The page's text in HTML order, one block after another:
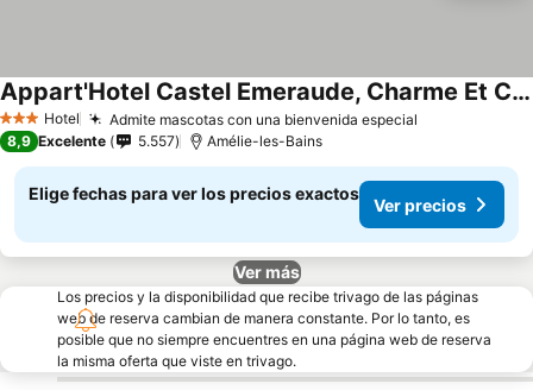
3 Estrellas
Hotel Admite mascotas con una bienvenida especial
Appart'Hotel Castel Emeraude, Charme Et Caractere
8,9 Excelente 5.557 Amélie-les-Bains
Elige fechas para ver los precios exactos
Ver precios
Ver más
Los precios y la disponibilidad que recibe trivago de las páginas
web de reserva cambian de manera constante. Por lo tanto, es
posible que no siempre encuentres en una página web de reserva
la misma oferta que viste en trivago.